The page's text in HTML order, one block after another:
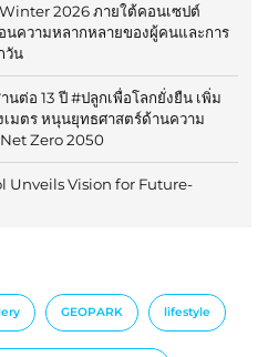
2026 ภายใต้คอนเซปต์
นความหลากหลายของผู้คนและการ
วัน
ต่อ 13 ปี #ปลูกเพื่อโลกยั่งยืน เพิ่ม
มตร หนุนยุทธศาสตร์ด้านความ
Zero 2050
Unveils Vision for Future-
GEOPARK lifestyle